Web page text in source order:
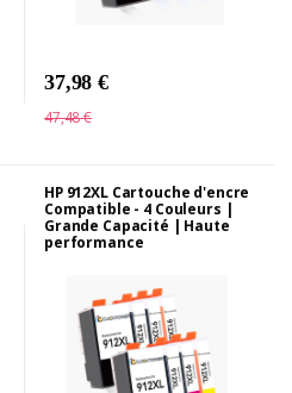
37,98 €
47,48 €
HP 912XL Cartouche d'encre
Compatible - 4 Couleurs |
Grande Capacité | Haute
performance